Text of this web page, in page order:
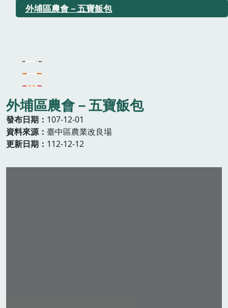
外埔區農會－五寶飯包
外埔區農會－五寶飯包
發布日期
107-12-01
資料來源
臺中區農業改良場
更新日期
112-12-12